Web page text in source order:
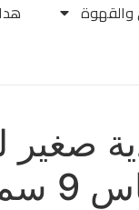
والقهوة
صغير
سم